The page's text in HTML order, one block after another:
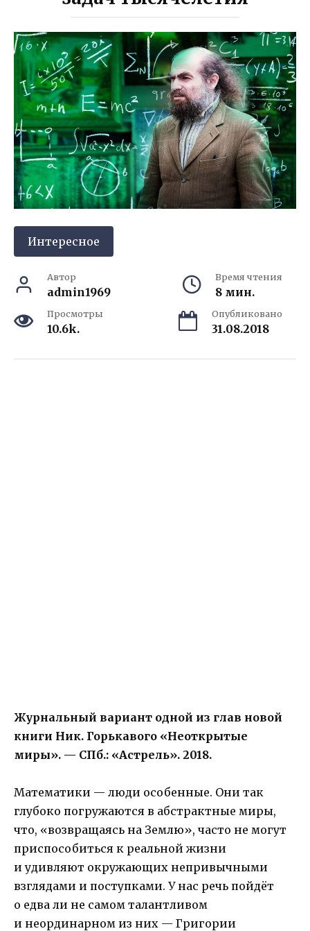
Интересное
Автор
admin1969
Время чтения
8 мин.
Просмотры
10.6k.
Опубликовано
31.08.2018
Журнальный вариант одной из глав новой
книги Ник. Горькавого «Неоткрытые
миры». — СПб.: «Астрель». 2018.
Математики — люди особенные. Они так
глубоко погружаются в абстрактные миры,
что, «возвращаясь на Землю», часто не могут
приспособиться к реальной жизни
и удивляют окружающих непривычными
взглядами и поступками. У нас речь пойдёт
о едва ли не самом талантливом
и неординарном из них — Григории